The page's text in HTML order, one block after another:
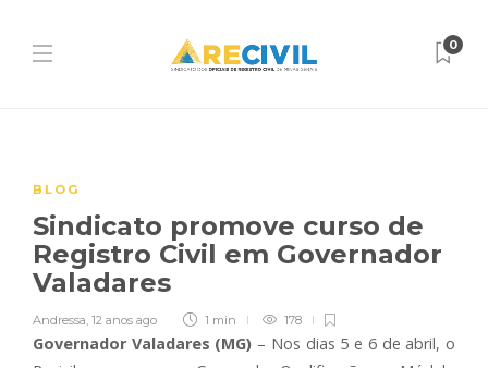
0
BLOG
Sindicato promove curso de
Registro Civil em Governador
Valadares
Andressa, 12 anos ago 1 min 178
Governador Valadares (MG) – Nos dias 5 e 6 de abril, o